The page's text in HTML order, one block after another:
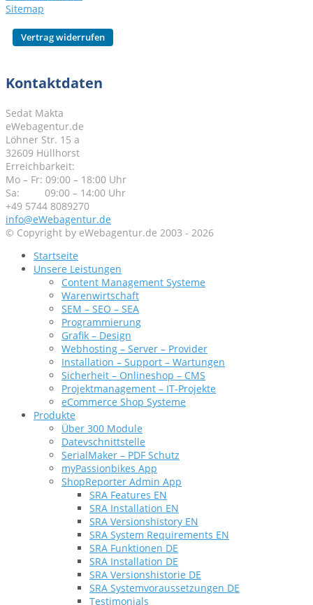
Sitemap
Kontaktdaten
Sedat Makta
eWebagentur.de
Löhner Str. 15 a
32609 Hüllhorst
Erreichbarkeit:
Mo – Fr: 09:00 – 18:00 Uhr
Sa: 09:00 – 14:00 Uhr
+49 5744 8089270
info@eWebagentur.de
© Copyright by eWebagentur.de 2003 - 2026
Startseite
Unsere Leistungen
Content Management Systeme
Warenwirtschaft
SEM – SEO – SEA
Programmierung
Grafik – Design
Webhosting – Server – Provider
Installation – Support – Wartungen
Sicherheit – Onlineshop – CMS
Projektmanagement – IT-Projekte
eCommerce Shop Systeme
Produkte
Über 300 Module
Datevschnittstelle
SerialMaker – PDF Schutz
myPassionbikes App
ShopReporter Admin App
SRA Features EN
SRA Installation EN
SRA Versionshistory EN
SRA System Requirements EN
SRA Funktionen DE
SRA Installation DE
SRA Versionshistorie DE
SRA Systemvoraussetzungen DE
Testimonials